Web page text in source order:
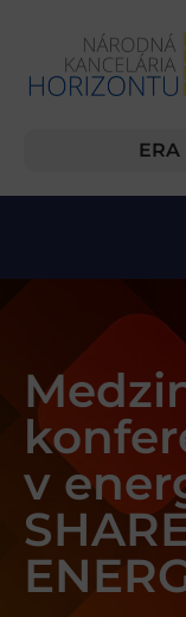
ERA
v